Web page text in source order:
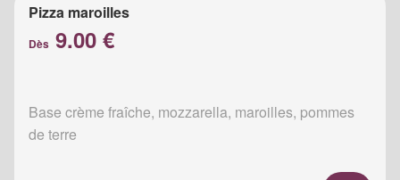
Pizza maroilles
Dès 9.00 €
Base crème fraîche, mozzarella, maroilles, pommes
de terre